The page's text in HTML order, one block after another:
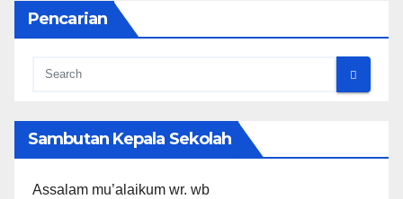
Pencarian
Sambutan Kepala Sekolah
Assalam mu’alaikum wr. wb